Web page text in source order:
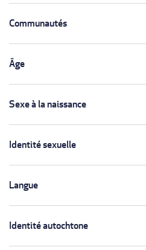
Communautés
Âge
Sexe à la naissance
Identité sexuelle
Langue
Identité autochtone